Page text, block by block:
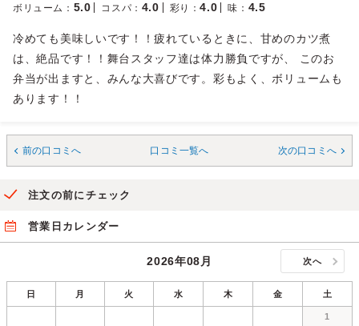
ボリューム ： 5.0 コスパ ： 4.0 彩り ：4.0 味 ： 4.5
冷めても美味しいです！！疲れているときに、甘めのカツ煮
は、絶品です！！舞台スタッフ達は体力勝負ですが、 このお
弁当が出ますと、みんな大喜びです。彩もよく、ボリュームも
あります！！
前の口コミへ 口コミ一覧へ 次の口コミへ
注文の前にチェック
営業日カレンダー
2026年08月 次へ
日 月 火 水 木 金 土
1